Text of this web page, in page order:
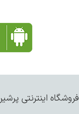
فروشگاه اینترنتی